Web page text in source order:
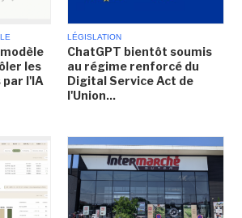
les
par l'IA
LÉGISLATION
ChatGPT bientôt soumis
au régime renforcé du
Digital Service Act de
l'Union...